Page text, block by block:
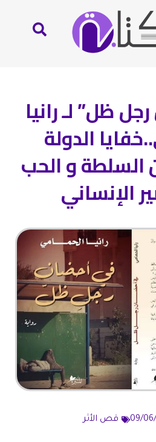
ظل” لـ رانيا
الدولة
السلطة و الحب
الإنساني
09/ قص الأثر